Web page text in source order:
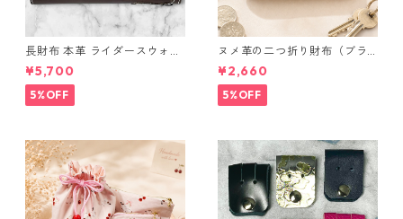
長財布 本革 ライダースウォレ
ット 国産 ヌメ革 ブラウン バ
ングラデシュ l175 レザー 革財
布 ハンドメイド 経年変化
¥5,700
5%OFF
ヌメ革の二つ折り財布（ブラ
ウン系）
¥2,660
5%OFF